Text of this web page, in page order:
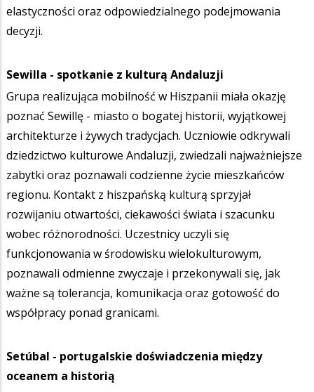
elastyczności oraz odpowiedzialnego podejmowania
decyzji.
Sewilla - spotkanie z kulturą Andaluzji
Grupa realizująca mobilność w Hiszpanii miała okazję
poznać Sewillę - miasto o bogatej historii, wyjątkowej
architekturze i żywych tradycjach. Uczniowie odkrywali
dziedzictwo kulturowe Andaluzji, zwiedzali najważniejsze
zabytki oraz poznawali codzienne życie mieszkańców
regionu. Kontakt z hiszpańską kulturą sprzyjał
rozwijaniu otwartości, ciekawości świata i szacunku
wobec różnorodności. Uczestnicy uczyli się
funkcjonowania w środowisku wielokulturowym,
poznawali odmienne zwyczaje i przekonywali się, jak
ważne są tolerancja, komunikacja oraz gotowość do
współpracy ponad granicami.
Setúbal - portugalskie doświadczenia między
oceanem a historią